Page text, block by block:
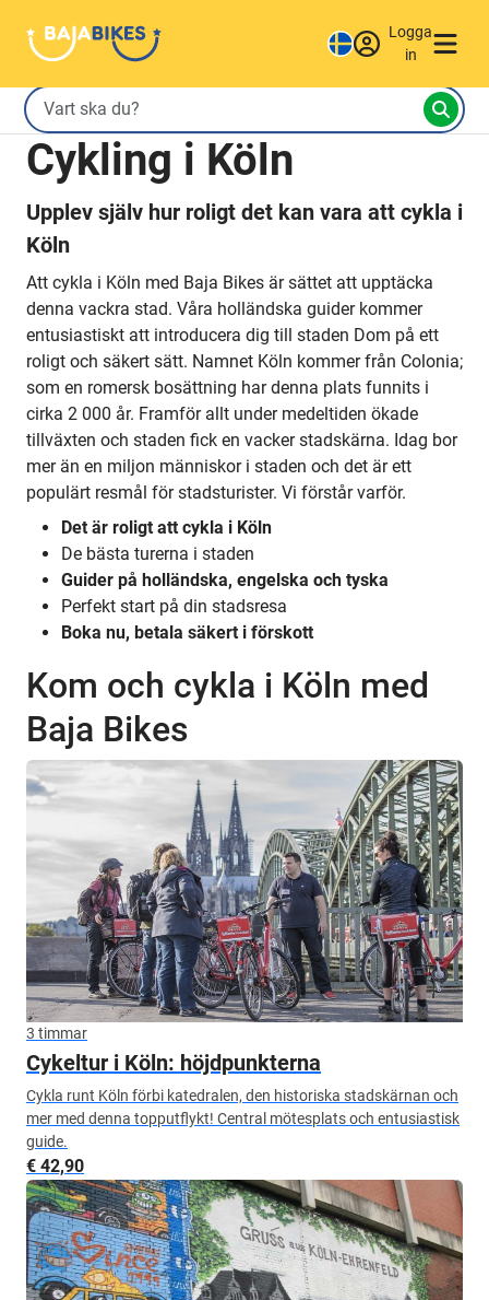
Logga
in
Cykling i Köln
Upplev själv hur roligt det kan vara att cykla i
Köln
Att cykla i Köln med Baja Bikes är sättet att upptäcka
denna vackra stad. Våra holländska guider kommer
entusiastiskt att introducera dig till staden Dom på ett
roligt och säkert sätt. Namnet Köln kommer från Colonia;
som en romersk bosättning har denna plats funnits i
cirka 2 000 år. Framför allt under medeltiden ökade
tillväxten och staden fick en vacker stadskärna. Idag bor
mer än en miljon människor i staden och det är ett
populärt resmål för stadsturister. Vi förstår varför.
Det är roligt att cykla i Köln
De bästa turerna i staden
Guider på holländska, engelska och tyska
Perfekt start på din stadsresa
Boka nu, betala säkert i förskott
Kom och cykla i Köln med
Baja Bikes
3 timmar
Cykeltur i Köln: höjdpunkterna
Cykla runt Köln förbi katedralen, den historiska stadskärnan och
mer med denna topputflykt! Central mötesplats och entusiastisk
guide.
€ 42,90